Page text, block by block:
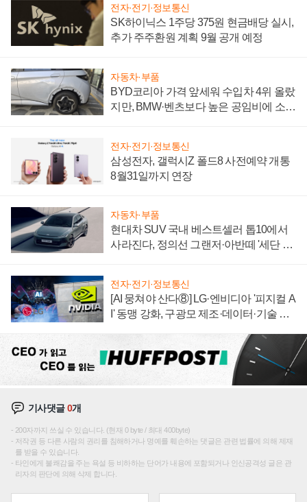
전자·전기·정보통신
SK하이닉스 1주당 375원 현금배당 실시,
추가 주주환원 계획 9월 공개 예정
자동차·부품
BYD코리아 가격 앞세워 수입차 4위 올랐
지만, BMW·벤츠보다 높은 공임비에 소비
전자·전기·정보통신
삼성전자, 갤럭시Z 폴드8 사전예약 개통
8월31일까지 연장
자동차·부품
현대차 SUV 국내 베스트셀러 톱10에서
사라진다, 정의선 그랜저·아반떼 '세단 쌍
전자·전기·정보통신
[AI 뭉쳐야 산다⑧] LG·엔비디아 '피지컬 A
I' 동맹 강화, 구광모 제조·데이터·기술 결
기사댓글0개
200자까지 쓰실 수 있습니다. (현재 0 byte / 최대 400byte)
저작권 등 다른 사람의 권리를 침해하거나 명예를 훼손하는 댓글은 관련 법률에 의해 제재
를 받을 수 있습니다.
타인에게 불쾌감을 주는 욕설 등 비하하는 단어가 내용에 포함되거나 인신공격성 글은 관
리자의 판단에 의해 삭제 합니다.